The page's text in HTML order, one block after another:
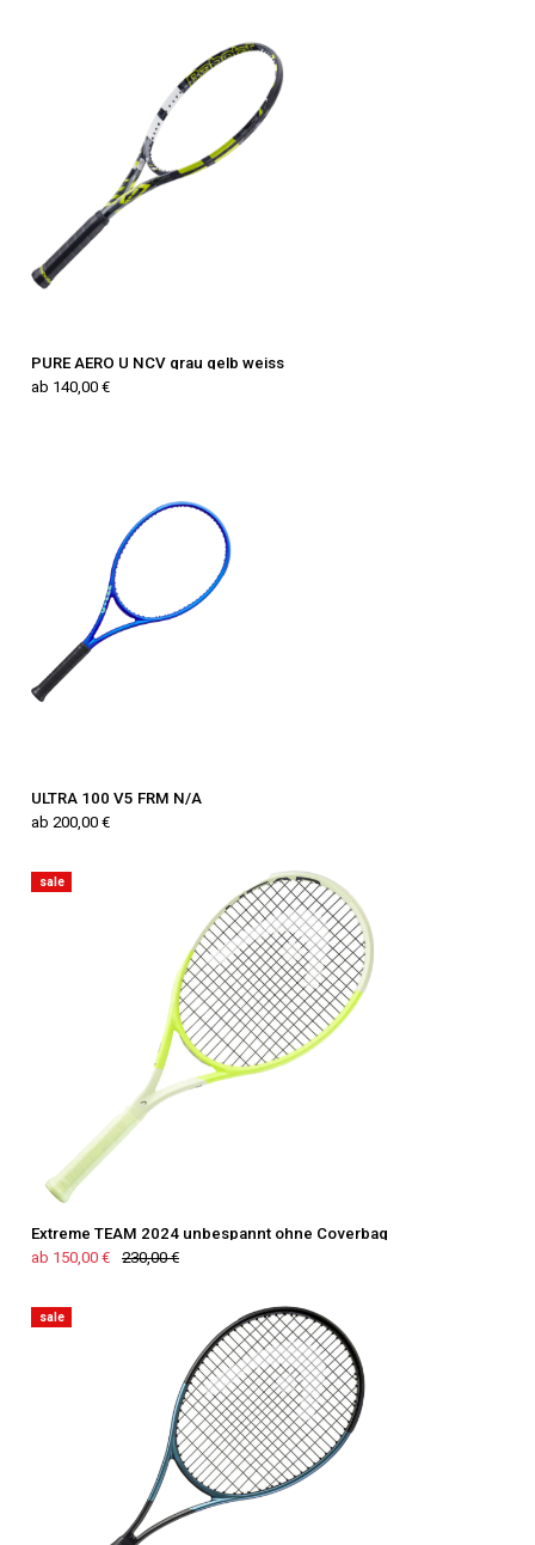
PURE AERO U NCV grau gelb weiss
ab 140,00 €
ULTRA 100 V5 FRM N/A
ab 200,00 €
sale
Extreme TEAM 2024 unbespannt ohne Coverbag
ab 150,00 €
230,00 €
sale